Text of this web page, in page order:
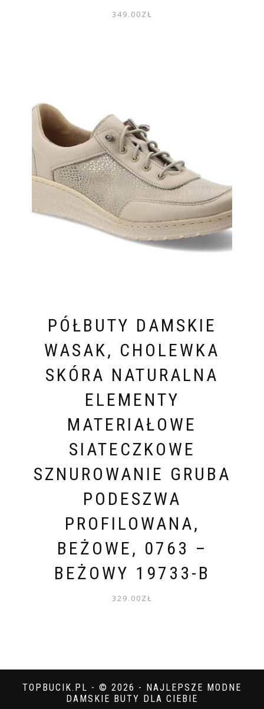
349.00ZŁ
PÓŁBUTY DAMSKIE
WASAK, CHOLEWKA
SKÓRA NATURALNA
ELEMENTY
MATERIAŁOWE
SIATECZKOWE
SZNUROWANIE GRUBA
PODESZWA
PROFILOWANA,
BEŻOWE, 0763 –
BEŻOWY 19733-B
329.00ZŁ
TOPBUCIK.PL - © 2026 - NAJLEPSZE MODNE
DAMSKIE BUTY DLA CIEBIE